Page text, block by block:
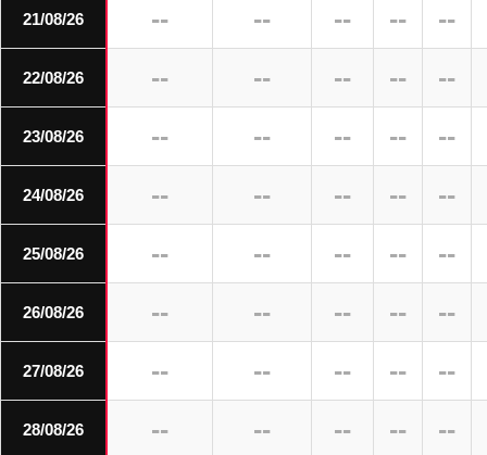
21/08/26 -- -- -- -- --
22/08/26 -- -- -- -- --
23/08/26 -- -- -- -- --
24/08/26 -- -- -- -- --
25/08/26 -- -- -- -- --
26/08/26 -- -- -- -- --
27/08/26 -- -- -- -- --
28/08/26 -- -- -- -- --